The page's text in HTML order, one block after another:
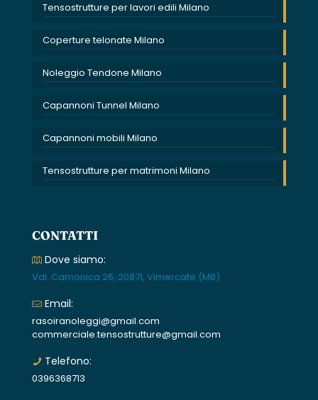
Tensostrutture per lavori edili Milano
Coperture telonate Milano
Noleggio Tendone Milano
Capannoni Tunnel Milano
Capannoni mobili Milano
Tensostrutture per matrimoni Milano
CONTATTI
Dove siamo:
Val. Camonica 26, 20871, Vimercate (MB)
Email:
rasoiranoleggi@gmail.com
commerciale.tensostrutture@gmail.com
Telefono:
0396368713